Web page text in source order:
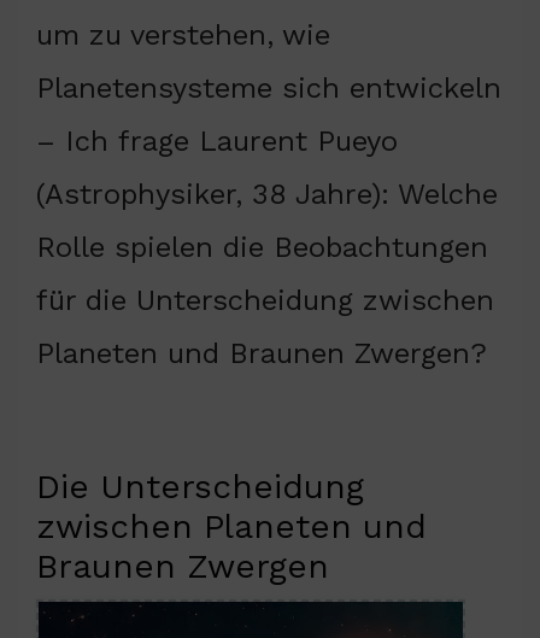
um zu verstehen, wie
Planetensysteme sich entwickeln
– Ich frage Laurent Pueyo
(Astrophysiker, 38 Jahre): Welche
Rolle spielen die Beobachtungen
für die Unterscheidung zwischen
Planeten und Braunen Zwergen?
Die Unterscheidung
zwischen Planeten und
Braunen Zwergen